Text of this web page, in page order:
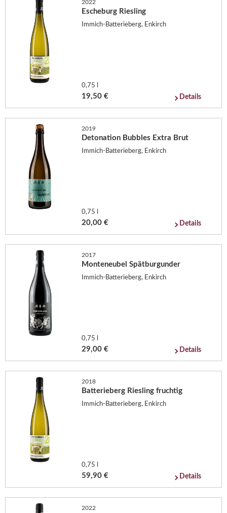
2022
Escheburg Riesling
Immich-Batterieberg, Enkirch
0,75 l
19,50 € Details
2019
Detonation Bubbles Extra Brut
Immich-Batterieberg, Enkirch
0,75 l
20,00 € Details
2017
Monteneubel Spätburgunder
Immich-Batterieberg, Enkirch
0,75 l
29,00 € Details
2018
Batterieberg Riesling fruchtig
Immich-Batterieberg, Enkirch
0,75 l
59,90 € Details
2022